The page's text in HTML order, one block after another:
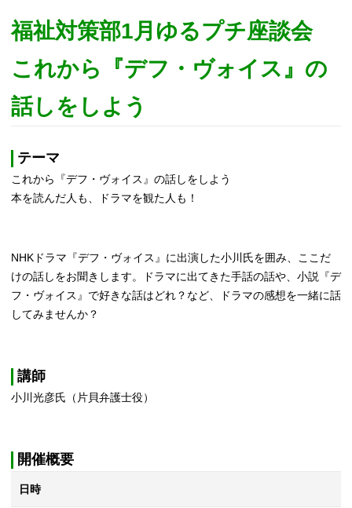
福祉対策部1月ゆるプチ座談会
これから『デフ・ヴォイス』の
話しをしよう
テーマ
これから『デフ・ヴォイス』の話しをしよう
本を読んだ人も、ドラマを観た人も！
NHKドラマ『デフ・ヴォイス』に出演した小川氏を囲み、ここだ
けの話しをお聞きします。ドラマに出てきた手話の話や、小説『デ
フ・ヴォイス』で好きな話はどれ？など、ドラマの感想を一緒に話
してみませんか？
講師
小川光彦氏（片貝弁護士役）
開催概要
日時